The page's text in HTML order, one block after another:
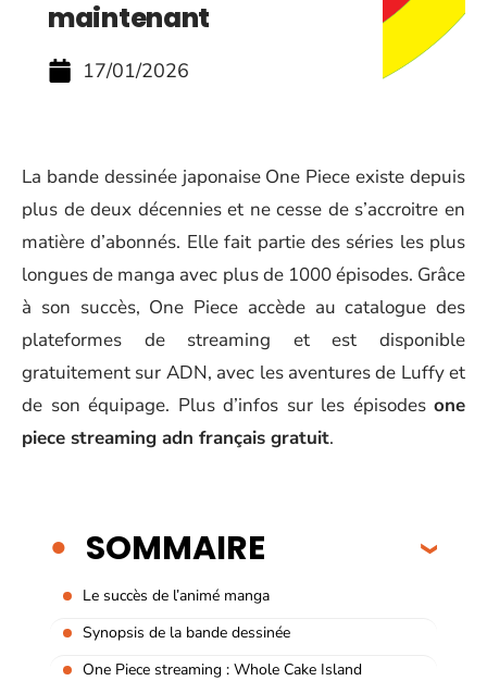
maintenant
17/01/2026
La bande dessinée japonaise One Piece existe depuis
plus de deux décennies et ne cesse de s’accroitre en
matière d’abonnés. Elle fait partie des séries les plus
longues de manga avec plus de 1000 épisodes. Grâce
à son succès, One Piece accède au catalogue des
plateformes de streaming et est disponible
gratuitement sur ADN, avec les aventures de Luffy et
de son équipage. Plus d’infos sur les épisodes one
piece streaming adn français gratuit.
SOMMAIRE
Le succès de l’animé manga
Synopsis de la bande dessinée
One Piece streaming : Whole Cake Island